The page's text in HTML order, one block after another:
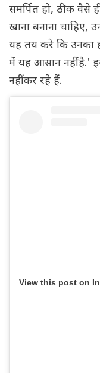
समर्पित हो, ठीक वैसे
खाना बनाना चाहिए,
यह तय करे कि उनका
में यह आसान नहीं है.'
नहीं कर रहे हैं.
View this post on